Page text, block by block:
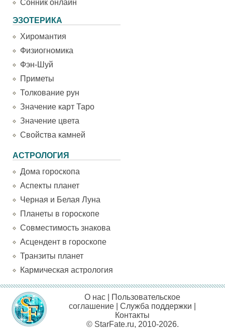
Сонник онлайн
ЭЗОТЕРИКА
Хиромантия
Физиогномика
Фэн-Шуй
Приметы
Толкование рун
Значение карт Таро
Значение цвета
Свойства камней
АСТРОЛОГИЯ
Дома гороскопа
Аспекты планет
Черная и Белая Луна
Планеты в гороскопе
Совместимость знакова
Асцендент в гороскопе
Транзиты планет
Кармическая астрология
О нас
Пользовательское
соглашение |Служба поддержки
Контакты
© StarFate.ru, 2010-2026.